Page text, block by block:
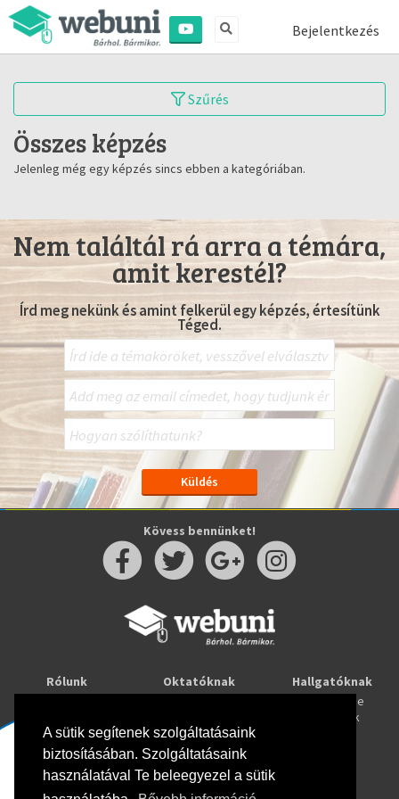
A sütik segítenek szolgáltatásaink
biztosításában. Szolgáltatásaink
használatával Te beleegyezel a sütik
Bejelentkezés
Szűrés
Összes képzés
Jelenleg még egy képzés sincs ebben a kategóriában.
Nem találtál rá arra a témára,
amit kerestél?
Írd meg nekünk és amint felkerül egy képzés, értesítünk
Téged.
Kövess bennünket!
Rólunk
Oktatóknak
Webuni Stúdió
Hallgatóknak
Tanulj online
Képzések
Info
Adatkezelési tájékoztató
ÁSZF